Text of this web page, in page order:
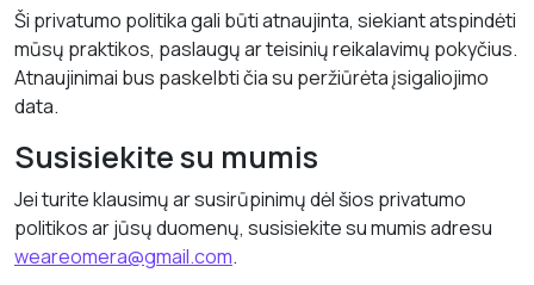
Ši privatumo politika gali būti atnaujinta, siekiant atspindėti
mūsų praktikos, paslaugų ar teisinių reikalavimų pokyčius.
Atnaujinimai bus paskelbti čia su peržiūrėta įsigaliojimo
data.
Susisiekite su mumis
Jei turite klausimų ar susirūpinimų dėl šios privatumo
politikos ar jūsų duomenų, susisiekite su mumis adresu
weareomera@gmail.com.